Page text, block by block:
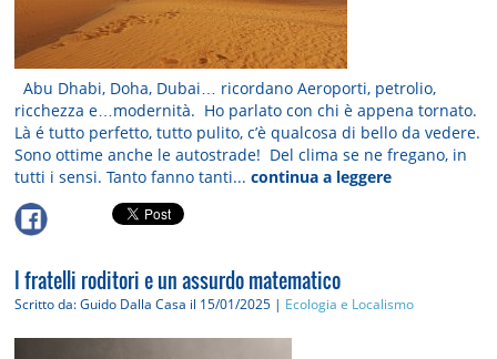
Abu Dhabi, Doha, Dubai… ricordano Aeroporti, petrolio,
ricchezza e…modernità. Ho parlato con chi è appena tornato.
Là é tutto perfetto, tutto pulito, c’è qualcosa di bello da vedere.
Sono ottime anche le autostrade! Del clima se ne fregano, in
tutti i sensi. Tanto fanno tanti...continua a leggere
I fratelli roditori e un assurdo matematico
Scritto da: Guido Dalla Casa il 15/01/2025 | Ecologia e Localismo